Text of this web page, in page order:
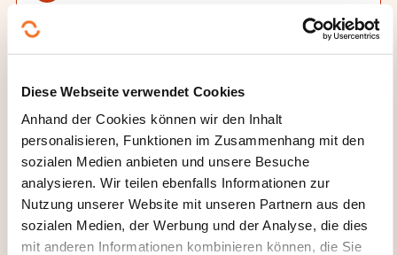
Diese Webseite verwendet Cookies
Anhand der Cookies können wir den Inhalt
personalisieren, Funktionen im Zusammenhang mit den
sozialen Medien anbieten und unsere Besuche
analysieren. Wir teilen ebenfalls Informationen zur
Nutzung unserer Website mit unseren Partnern aus den
sozialen Medien, der Werbung und der Analyse, die dies
mit anderen Informationen kombinieren können, die Sie
Details anzeigen
20.11.2026
Online/Onsite
FR 1800,00€
Details anzeigen
07.12.2026